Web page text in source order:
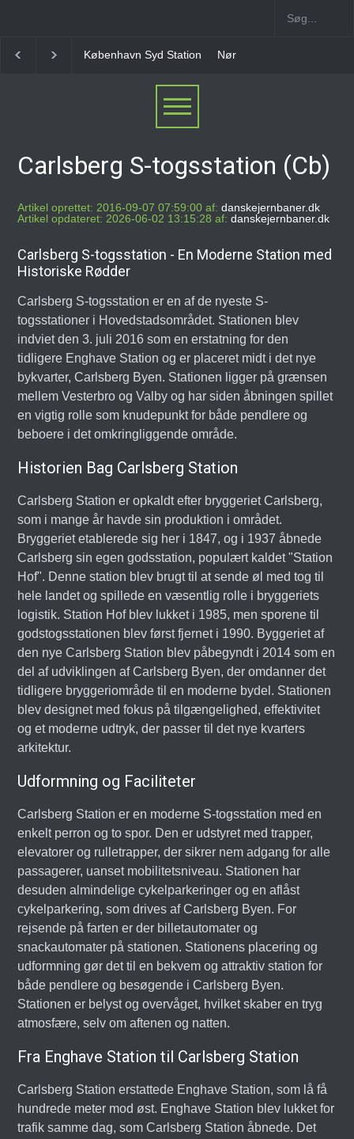
Nørrebro B Station [1886-1930]
Carlsberg S-togsstation (Cb)
Artikel oprettet: 2016-09-07 07:59:00 af: danskejernbaner.dk
Artikel opdateret: 2026-06-02 13:15:28 af: danskejernbaner.dk
Carlsberg S-togsstation - En Moderne Station med
Historiske Rødder
Carlsberg S-togsstation er en af de nyeste S-
togsstationer i Hovedstadsområdet. Stationen blev
indviet den 3. juli 2016 som en erstatning for den
tidligere Enghave Station og er placeret midt i det nye
bykvarter, Carlsberg Byen. Stationen ligger på grænsen
mellem Vesterbro og Valby og har siden åbningen spillet
en vigtig rolle som knudepunkt for både pendlere og
beboere i det omkringliggende område.
Historien Bag Carlsberg Station
Carlsberg Station er opkaldt efter bryggeriet Carlsberg,
som i mange år havde sin produktion i området.
Bryggeriet etablerede sig her i 1847, og i 1937 åbnede
Carlsberg sin egen godsstation, populært kaldet "Station
Hof". Denne station blev brugt til at sende øl med tog til
hele landet og spillede en væsentlig rolle i bryggeriets
logistik. Station Hof blev lukket i 1985, men sporene til
godstogsstationen blev først fjernet i 1990. Byggeriet af
den nye Carlsberg Station blev påbegyndt i 2014 som en
del af udviklingen af Carlsberg Byen, der omdanner det
tidligere bryggeriområde til en moderne bydel. Stationen
blev designet med fokus på tilgængelighed, effektivitet
og et moderne udtryk, der passer til det nye kvarters
arkitektur.
Udformning og Faciliteter
Carlsberg Station er en moderne S-togsstation med en
enkelt perron og to spor. Den er udstyret med trapper,
elevatorer og rulletrapper, der sikrer nem adgang for alle
passagerer, uanset mobilitetsniveau. Stationen har
desuden almindelige cykelparkeringer og en aflåst
cykelparkering, som drives af Carlsberg Byen. For
rejsende på farten er der billetautomater og
snackautomater på stationen. Stationens placering og
udformning gør det til en bekvem og attraktiv station for
både pendlere og besøgende i Carlsberg Byen.
Stationen er belyst og overvåget, hvilket skaber en tryg
atmosfære, selv om aftenen og natten.
Fra Enghave Station til Carlsberg Station
Carlsberg Station erstattede Enghave Station, som lå få
hundrede meter mod øst. Enghave Station blev lukket for
trafik samme dag, som Carlsberg Station åbnede. Det